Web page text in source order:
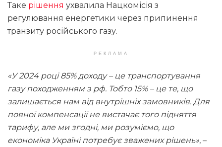
Таке рішення ухвалила Нацкомісія з
регулювання енергетики через припинення
транзиту російського газу.
РЕКЛАМА
«У 2024 році 85% доходу – це транспортування
газу походженням з рф. Тобто 15% – це те, що
залишається нам від внутрішніх замовників. Для
повної компенсації не вистачає того підняття
тарифу, але ми згодні, ми розуміємо, що
економіка Україні потребує зважених рішень», –